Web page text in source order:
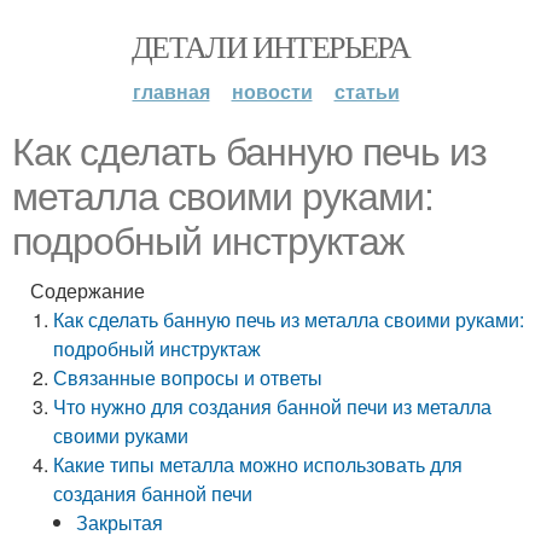
ДЕТАЛИ ИНТЕРЬЕРА
главная новости статьи
Как сделать банную печь из
металла своими руками:
подробный инструктаж
Содержание
Как сделать банную печь из металла своими руками:
подробный инструктаж
Связанные вопросы и ответы
Что нужно для создания банной печи из металла
своими руками
Какие типы металла можно использовать для
создания банной печи
Закрытая